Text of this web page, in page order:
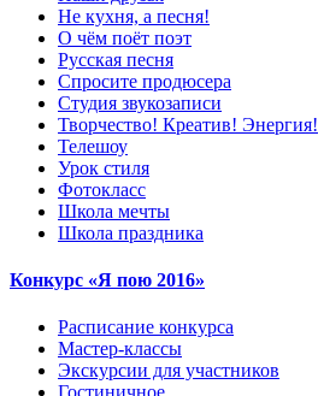
Не кухня, а песня!
О чём поёт поэт
Русская песня
Спросите продюсера
Студия звукозаписи
Творчество! Креатив! Энергия!
Телешоу
Урок стиля
Фотокласс
Школа мечты
Школа праздника
Конкурс «Я пою 2016»
Расписание конкурса
Мастер-классы
Экскурсии для участников